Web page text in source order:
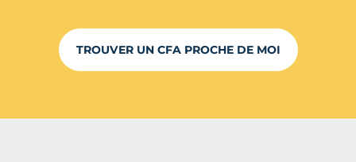
TROUVER UN CFA PROCHE DE MOI